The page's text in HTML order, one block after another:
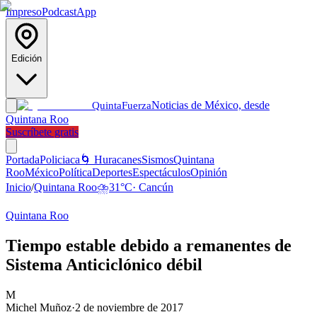
ImpresoPodcastApp
Edición
QuintaFuerzaNoticias de México, desde
Quintana Roo
Suscríbete gratis
PortadaPoliciaca 🌀 HuracanesSismosQuintana
RooMéxicoPolíticaDeportesEspectáculosOpinión
Inicio/Quintana Roo⛈️31°C· Cancún
Quintana Roo
Tiempo estable debido a remanentes de
Sistema Anticiclónico débil
M
Michel Muñoz·2 de noviembre de 2017